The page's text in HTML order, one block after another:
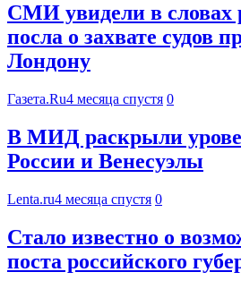
СМИ увидели в словах
посла о захвате судов
Лондону
Газета.Ru4 месяца спустя 0
В МИД раскрыли
России и Венесуэлы
Lenta.ru4 месяца спустя 0
Стало известно о
поста российского